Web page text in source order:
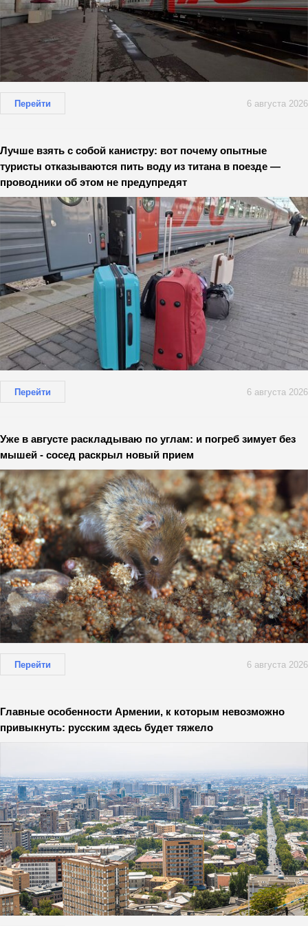
Перейти 6 августа 2026
Лучше взять с собой канистру: вот почему опытные
туристы отказываются пить воду из титана в поезде —
проводники об этом не предупредят
Перейти 6 августа 2026
Уже в августе раскладываю по углам: и погреб зимует без
мышей - сосед раскрыл новый прием
Перейти 6 августа 2026
Главные особенности Армении, к которым невозможно
привыкнуть: русским здесь будет тяжело